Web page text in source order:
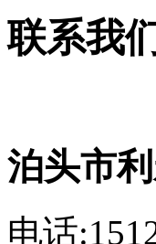
联系我
泊头市
电话